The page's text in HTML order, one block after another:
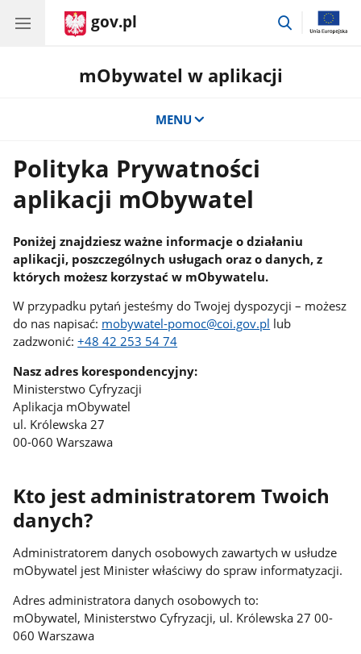
gov.pl
przejdź
mObywatel w aplikacji
MENU
Polityka Prywatności
aplikacji mObywatel
Poniżej znajdziesz ważne informacje o działaniu
aplikacji, poszczególnych usługach oraz o danych, z
których możesz korzystać w mObywatelu.
W przypadku pytań jesteśmy do Twojej dyspozycji – możesz
do nas napisać: mobywatel-pomoc@coi.gov.pl lub
zadzwonić:+48 42 253 54 74
Nasz adres korespondencyjny:
Ministerstwo Cyfryzacji
Aplikacja mObywatel
ul. Królewska 27
00-060 Warszawa
Kto jest administratorem Twoich
danych?
Administratorem danych osobowych zawartych w usłudze
mObywatel jest Minister właściwy do spraw informatyzacji.
Adres administratora danych osobowych to:
mObywatel, Ministerstwo Cyfryzacji, ul. Królewska 27 00-
060 Warszawa